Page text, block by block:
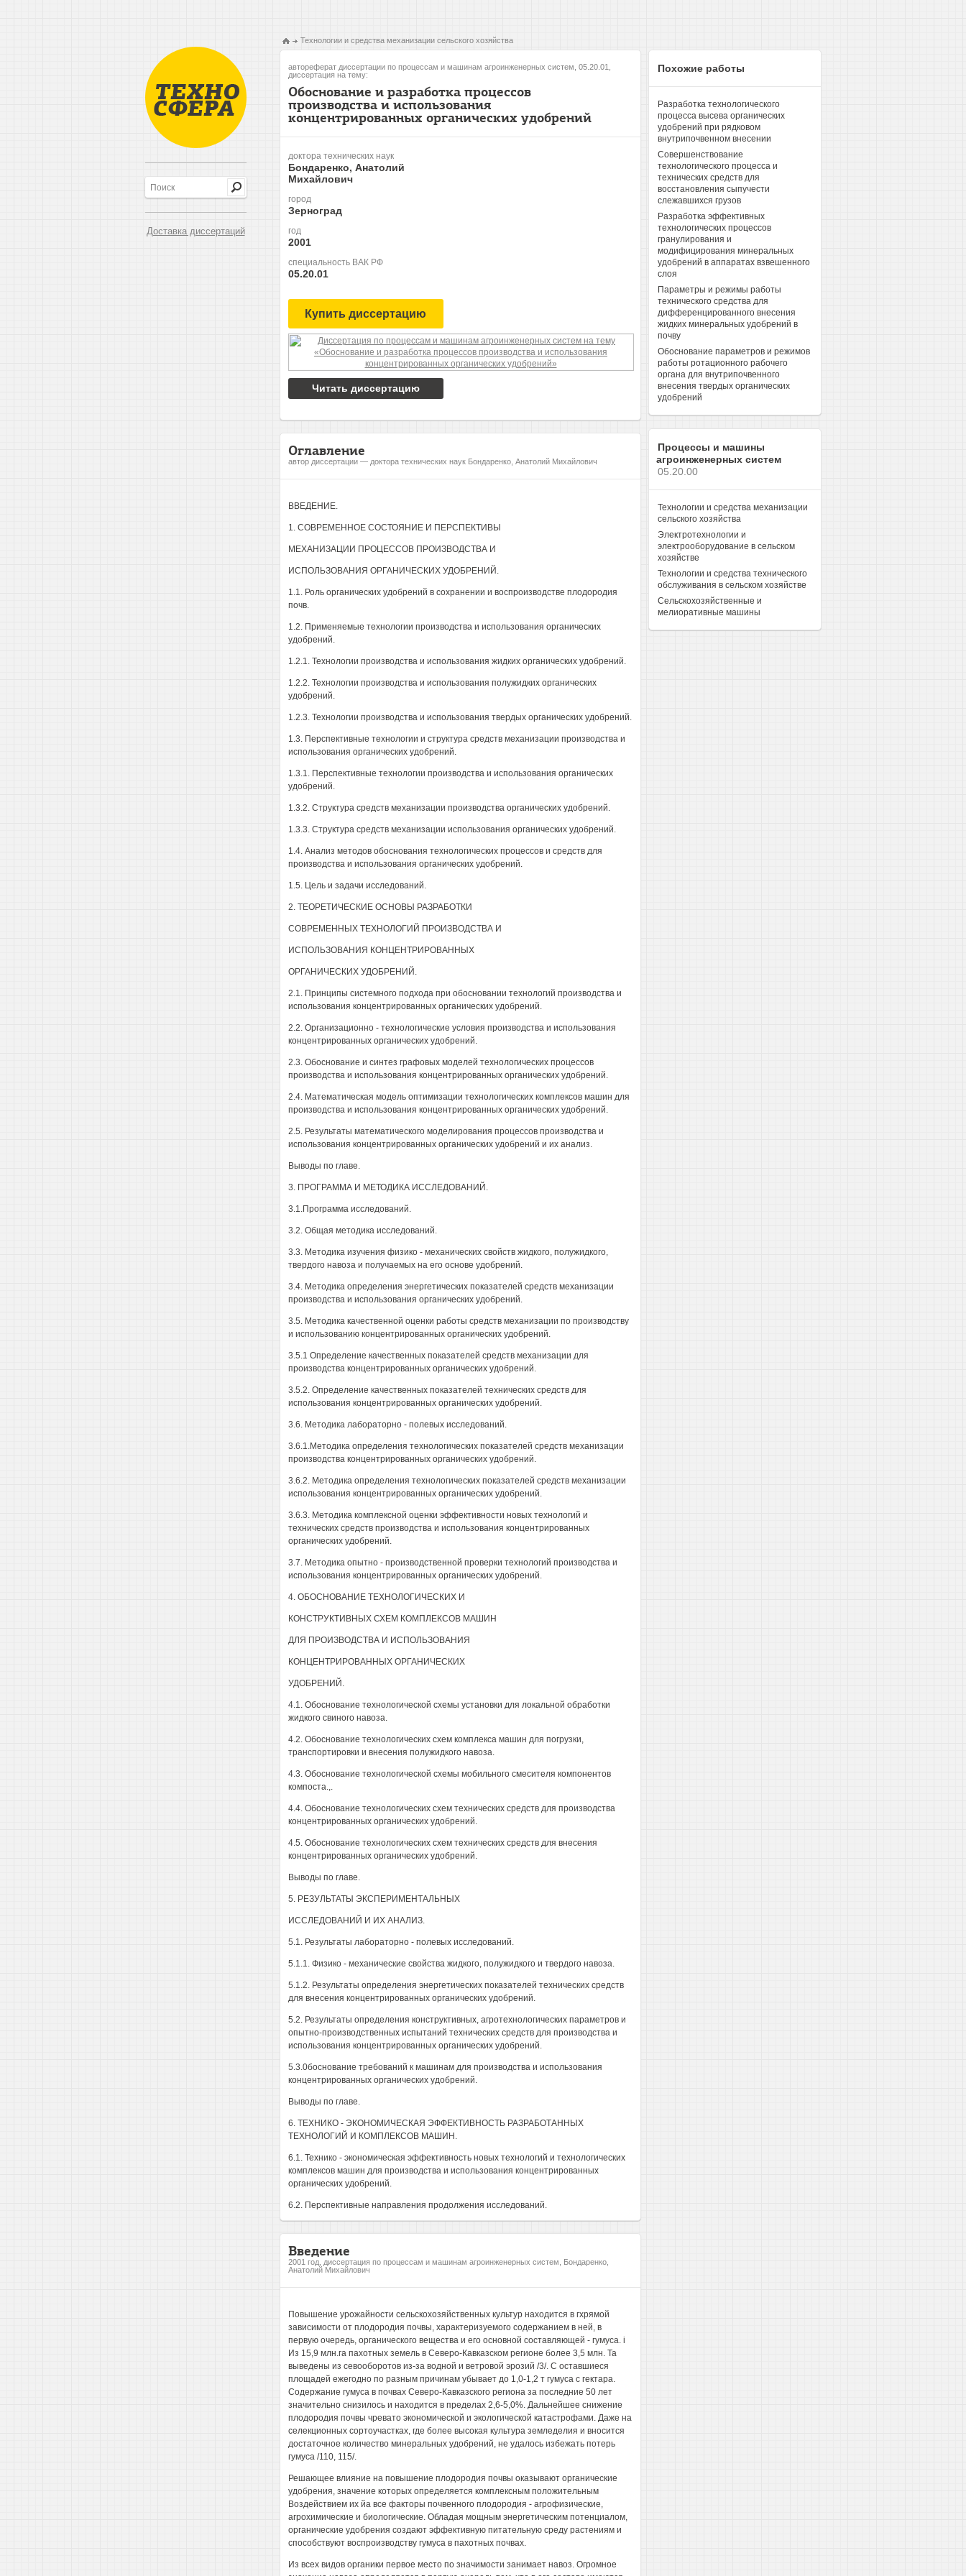
Доставка диссертаций
Технологии и средства механизации сельского хозяйства
автореферат диссертации по процессам и машинам агроинженерных систем, 05.20.01,
диссертация на тему:
Обоснование и разработка процессов
производства и использования
концентрированных органических удобрений
доктора технических наук
Бондаренко, Анатолий
Михайлович
город
Зерноград
год
2001
специальность ВАК РФ
05.20.01
Купить диссертацию
Читать диссертацию
Оглавление
автор диссертации — доктора технических наук Бондаренко, Анатолий Михайлович
ВВЕДЕНИЕ.
1. СОВРЕМЕННОЕ СОСТОЯНИЕ И ПЕРСПЕКТИВЫ
МЕХАНИЗАЦИИ ПРОЦЕССОВ ПРОИЗВОДСТВА И
ИСПОЛЬЗОВАНИЯ ОРГАНИЧЕСКИХ УДОБРЕНИЙ.
1.1. Роль органических удобрений в сохранении и воспроизводстве плодородия
почв.
1.2. Применяемые технологии производства и использования органических
удобрений.
1.2.1. Технологии производства и использования жидких органических удобрений.
1.2.2. Технологии производства и использования полужидких органических
удобрений.
1.2.3. Технологии производства и использования твердых органических удобрений.
1.3. Перспективные технологии и структура средств механизации производства и
использования органических удобрений.
1.3.1. Перспективные технологии производства и использования органических
удобрений.
1.3.2. Структура средств механизации производства органических удобрений.
1.3.3. Структура средств механизации использования органических удобрений.
1.4. Анализ методов обоснования технологических процессов и средств для
производства и использования органических удобрений.
1.5. Цель и задачи исследований.
2. ТЕОРЕТИЧЕСКИЕ ОСНОВЫ РАЗРАБОТКИ
СОВРЕМЕННЫХ ТЕХНОЛОГИЙ ПРОИЗВОДСТВА И
ИСПОЛЬЗОВАНИЯ КОНЦЕНТРИРОВАННЫХ
ОРГАНИЧЕСКИХ УДОБРЕНИЙ.
2.1. Принципы системного подхода при обосновании технологий производства и
использования концентрированных органических удобрений.
2.2. Организационно - технологические условия производства и использования
концентрированных органических удобрений.
2.3. Обоснование и синтез графовых моделей технологических процессов
производства и использования концентрированных органических удобрений.
2.4. Математическая модель оптимизации технологических комплексов машин для
производства и использования концентрированных органических удобрений.
2.5. Результаты математического моделирования процессов производства и
использования концентрированных органических удобрений и их анализ.
Выводы по главе.
3. ПРОГРАММА И МЕТОДИКА ИССЛЕДОВАНИЙ.
3.1.Программа исследований.
3.2. Общая методика исследований.
3.3. Методика изучения физико - механических свойств жидкого, полужидкого,
твердого навоза и получаемых на его основе удобрений.
3.4. Методика определения энергетических показателей средств механизации
производства и использования органических удобрений.
3.5. Методика качественной оценки работы средств механизации по производству
и использованию концентрированных органических удобрений.
3.5.1 Определение качественных показателей средств механизации для
производства концентрированных органических удобрений.
3.5.2. Определение качественных показателей технических средств для
использования концентрированных органических удобрений.
3.6. Методика лабораторно - полевых исследований.
3.6.1.Методика определения технологических показателей средств механизации
производства концентрированных органических удобрений.
3.6.2. Методика определения технологических показателей средств механизации
использования концентрированных органических удобрений.
3.6.3. Методика комплексной оценки эффективности новых технологий и
технических средств производства и использования концентрированных
органических удобрений.
3.7. Методика опытно - производственной проверки технологий производства и
использования концентрированных органических удобрений.
4. ОБОСНОВАНИЕ ТЕХНОЛОГИЧЕСКИХ И
КОНСТРУКТИВНЫХ СХЕМ КОМПЛЕКСОВ МАШИН
ДЛЯ ПРОИЗВОДСТВА И ИСПОЛЬЗОВАНИЯ
КОНЦЕНТРИРОВАННЫХ ОРГАНИЧЕСКИХ
УДОБРЕНИЙ.
4.1. Обоснование технологической схемы установки для локальной обработки
жидкого свиного навоза.
4.2. Обоснование технологических схем комплекса машин для погрузки,
транспортировки и внесения полужидкого навоза.
4.3. Обоснование технологической схемы мобильного смесителя компонентов
компоста.,.
4.4. Обоснование технологических схем технических средств для производства
концентрированных органических удобрений.
4.5. Обоснование технологических схем технических средств для внесения
концентрированных органических удобрений.
Выводы по главе.
5. РЕЗУЛЬТАТЫ ЭКСПЕРИМЕНТАЛЬНЫХ
ИССЛЕДОВАНИЙ И ИХ АНАЛИЗ.
5.1. Результаты лабораторно - полевых исследований.
5.1.1. Физико - механические свойства жидкого, полужидкого и твердого навоза.
5.1.2. Результаты определения энергетических показателей технических средств
для внесения концентрированных органических удобрений.
5.2. Результаты определения конструктивных, агротехнологических параметров и
опытно-производственных испытаний технических средств для производства и
использования концентрированных органических удобрений.
5.3.0боснование требований к машинам для производства и использования
концентрированных органических удобрений.
Выводы по главе.
6. ТЕХНИКО - ЭКОНОМИЧЕСКАЯ ЭФФЕКТИВНОСТЬ РАЗРАБОТАННЫХ
ТЕХНОЛОГИЙ И КОМПЛЕКСОВ МАШИН.
6.1. Технико - экономическая эффективность новых технологий и технологических
комплексов машин для производства и использования концентрированных
органических удобрений.
6.2. Перспективные направления продолжения исследований.
Введение
2001 год, диссертация по процессам и машинам агроинженерных систем, Бондаренко,
Анатолий Михайлович
Повышение урожайности сельскохозяйственных культур находится в гхрямой
зависимости от плодородия почвы, характеризуемого содержанием в ней, в
первую очередь, органического вещества и его основной составляющей - гумуса. i
Из 15,9 млн.га пахотных земель в Северо-Кавказском регионе более 3,5 млн. Та
выведены из севооборотов из-за водной и ветровой эрозий /3/. С оставшиеся
площадей ежегодно по разным причинам убывает до 1,0-1,2 т гумуса с гектара.
Содержание гумуса в почвах Северо-Кавказского региона за последние 50 лет
значительно снизилось и находится в пределах 2,6-5,0%. Дальнейшее снижение
плодородия почвы чревато экономической и экологической катастрофами. Даже на
селекционных сортоучастках, где более высокая культура земледелия и вносится
достаточное количество минеральных удобрений, не удалось избежать потерь
гумуса /110, 115/.
Решающее влияние на повышение плодородия почвы оказывают органические
удобрения, значение которых определяется комплексным положительным
Воздействием их йа все факторы почвенного плодородия - агрофизические,
агрохимические и биологические. Обладая мощным энергетическим потенциалом,
органические удобрения создают эффективную питательную среду растениям и
способствуют воспроизводству гумуса в пахотных почвах.
Из всех видов органики первое место по значимости занимает навоз. Огромное
Похожие работы
Разработка технологического
процесса высева органических
удобрений при рядковом
внутрипочвенном внесении
Совершенствование
технологического процесса и
технических средств для
восстановления сыпучести
слежавшихся грузов
Разработка эффективных
технологических процессов
гранулирования и
модифицирования минеральных
удобрений в аппаратах взвешенного
слоя
Параметры и режимы работы
технического средства для
дифференцированного внесения
жидких минеральных удобрений в
почву
Обоснование параметров и режимов
работы ротационного рабочего
органа для внутрипочвенного
внесения твердых органических
удобрений
Процессы и машины
агроинженерных систем
05.20.00
Технологии и средства механизации
сельского хозяйства
Электротехнологии и
электрооборудование в сельском
хозяйстве
Технологии и средства технического
обслуживания в сельском хозяйстве
Сельскохозяйственные и
мелиоративные машины